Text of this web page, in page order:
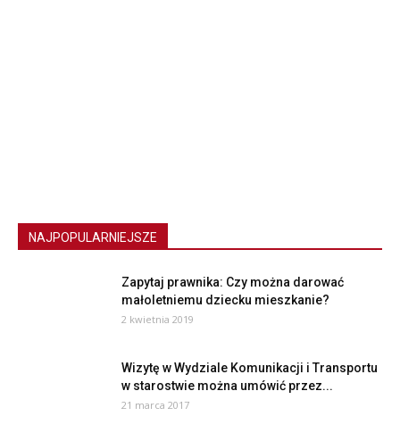
NAJPOPULARNIEJSZE
Zapytaj prawnika: Czy można darować
małoletniemu dziecku mieszkanie?
2 kwietnia 2019
Wizytę w Wydziale Komunikacji i Transportu
w starostwie można umówić przez...
21 marca 2017